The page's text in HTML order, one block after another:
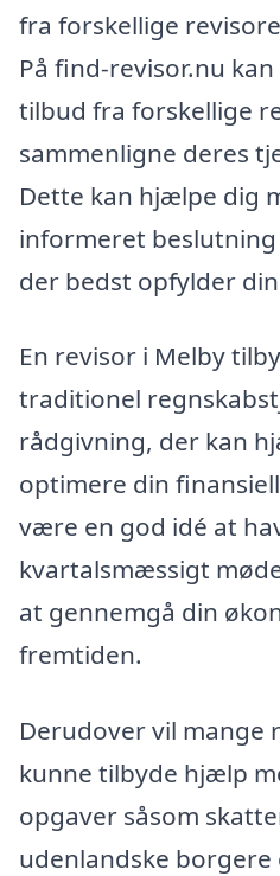
fra forskellige
På find-revisor.nu
tilbud fra forskellige
sammenligne deres
Dette kan hjælpe dig
informeret
der bedst opfylder
En revisor i Melby
traditionel
rådgivning, der kan
optimere din
være en god idé at
kvartalsmæssigt
at gennemgå din
fremtiden.
Derudover vil mange
kunne tilbyde hjælp
opgaver såsom
udenlandske